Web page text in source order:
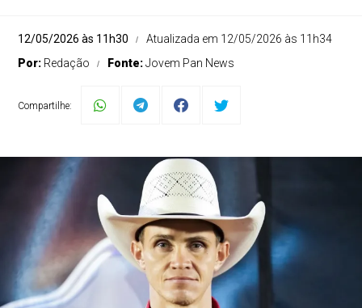
12/05/2026 às 11h30
Atualizada em 12/05/2026 às 11h34
Por: Redação Fonte:Jovem Pan News
Compartilhe: